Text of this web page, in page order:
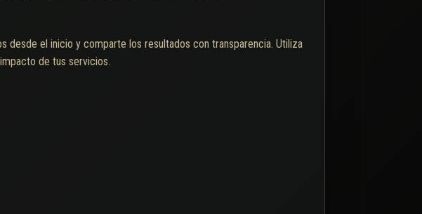
desde el inicio y comparte los resultados con transparencia. Utiliza
de tus servicios.